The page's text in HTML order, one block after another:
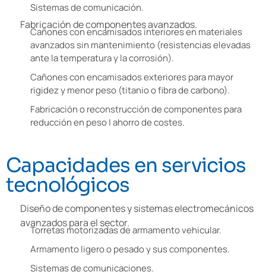
Sistemas de comunicación.
Fabricación de componentes avanzados.
Cañones con encamisados interiores en materiales
avanzados sin mantenimiento (resistencias elevadas
ante la temperatura y la corrosión).
Cañones con encamisados exteriores para mayor
rigidez y menor peso (titanio o fibra de carbono).
Fabricación o reconstrucción de componentes para
reducción en peso | ahorro de costes.
Capacidades en servicios
tecnológicos
Diseño de componentes y sistemas electromecánicos
avanzados para el sector.
Torretas motorizadas de armamento vehicular.
Armamento ligero o pesado y sus componentes.
Sistemas de comunicaciones.